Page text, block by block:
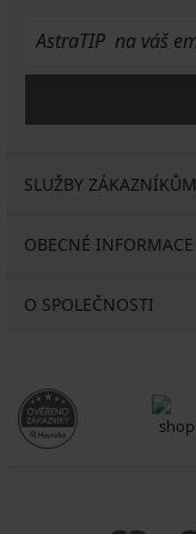
SLUŽBY ZÁKAZNÍKŮM
OBECNÉ INFORMACE
O SPOLEČNOSTI